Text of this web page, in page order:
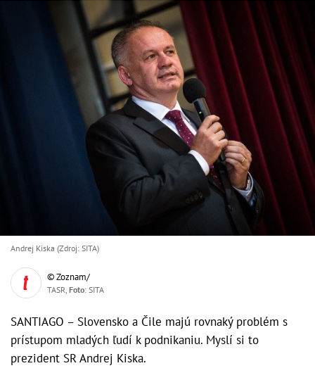
Andrej Kiska (Zdroj: SITA)
© Zoznam/
TASR, Foto: SITA
SANTIAGO – Slovensko a Čile majú rovnaký problém s
prístupom mladých ľudí k podnikaniu. Myslí si to
prezident SR Andrej Kiska.